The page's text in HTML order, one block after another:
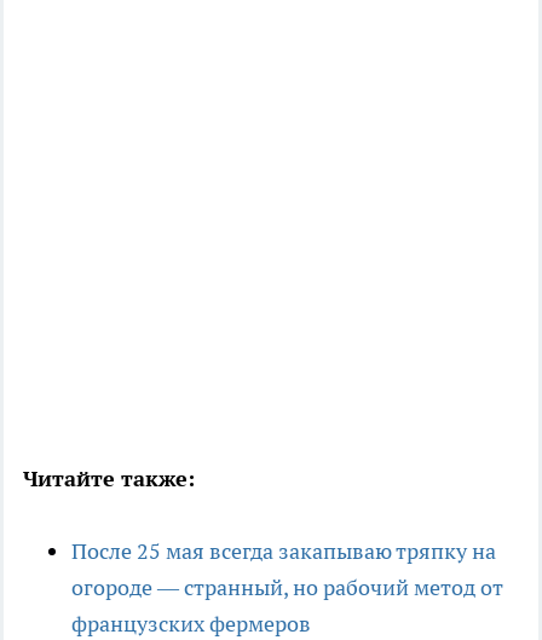
Читайте также:
После 25 мая всегда закапываю тряпку на
огороде — странный, но рабочий метод от
французских фермеров